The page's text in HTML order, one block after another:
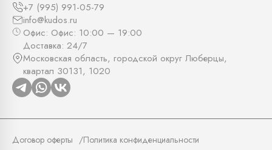
+7 (995) 991-05-79
info@kudos.ru
Офис: Офис: 10:00 — 19:00
Доставка: 24/7
Московская область, городской округ Люберцы,
квартал 30131, 1020
Договор оферты Политика конфиденциальности